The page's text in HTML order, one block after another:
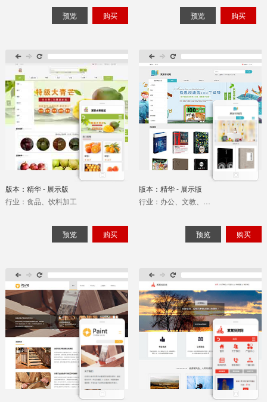
预览 购买 预览 购买
版本：精华 - 展示版
行业：食品、饮料加工
预览 购买
版本：精华 - 展示版
预览 购买